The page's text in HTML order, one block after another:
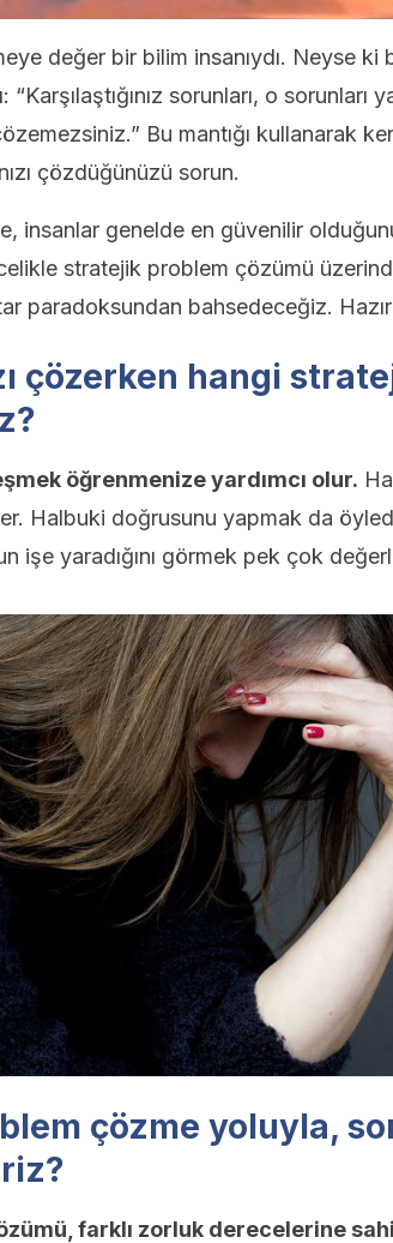
değer bir bilim insanıydı. Neyse ki
sorunları, o sorunları
Bu mantığı kullanarak
çözdüğünüzü sorun.
insanlar genelde en güvenilir
stratejik problem çözümü
paradoksundan bahsedeceğiz. Hazır
çözerken hangi
öğrenmenize yardımcı olur.
Halbuki doğrusunu yapmak da
işe yaradığını görmek pek çok
çözme yoluyla,
farklı zorluk derecelerine